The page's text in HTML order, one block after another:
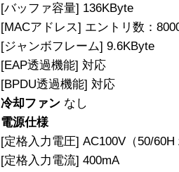
[バッファ容量] 136KByte
[MACアドレス] エントリ数：
[ジャンボフレーム] 9.6KByte
[EAP透過機能] 対応
[BPDU透過機能] 対応
冷却ファン なし
電源仕様
[定格入力電圧] AC100V（50/60H
[定格入力電流] 400mA